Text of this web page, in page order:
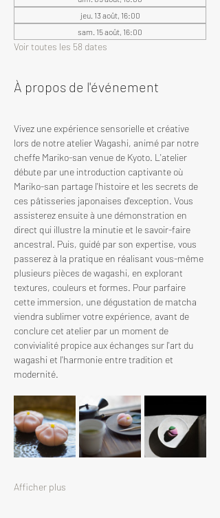
jeu. 13 août, 16:00
sam. 15 août, 16:00
Voir toutes les 58 dates
À propos de l'événement
Vivez une expérience sensorielle et créative
lors de notre atelier Wagashi, animé par notre
cheffe Mariko-san venue de Kyoto. L'atelier
débute par une introduction captivante où
Mariko-san partage l'histoire et les secrets de
ces pâtisseries japonaises d'exception. Vous
assisterez ensuite à une démonstration en
direct qui illustre la minutie et le savoir-faire
ancestral. Puis, guidé par son expertise, vous
passerez à la pratique en réalisant vous-même
plusieurs pièces de wagashi, en explorant
textures, couleurs et formes. Pour parfaire
cette immersion, une dégustation de matcha
viendra sublimer votre expérience, avant de
conclure cet atelier par un moment de
convivialité propice aux échanges sur l'art du
wagashi et l'harmonie entre tradition et
modernité.
Afficher plus